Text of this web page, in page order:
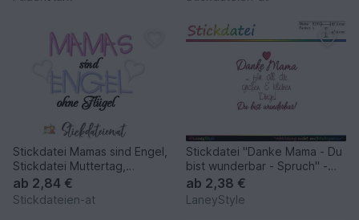
Stickdatei Mamas sind Engel,
Stickdatei Muttertag,
Maschinensticken
ab 2,84 €
Stickdateien-at
Stickdatei "Danke Mama - Du
bist wunderbar - Spruch" -
(DST, VP3, XXX, PES)
ab 2,38 €
LaneyStyle